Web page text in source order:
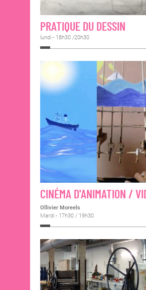
PRATIQUE DU DESSIN
lundi - 18h30 /20h30
CINÉMA D'ANIMATION /
Ollivier Moreels
Mardi - 17h30 / 19h30